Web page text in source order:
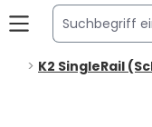
K2 SingleRail